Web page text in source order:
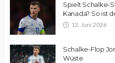
Spielt Schalke-
Kanada? So ist
12. Juni 2026
Schalke-Flop
Wüste